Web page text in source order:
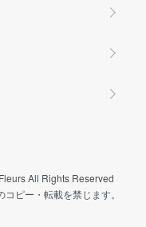
All Rights Reserved
ピー・転載を禁じます。